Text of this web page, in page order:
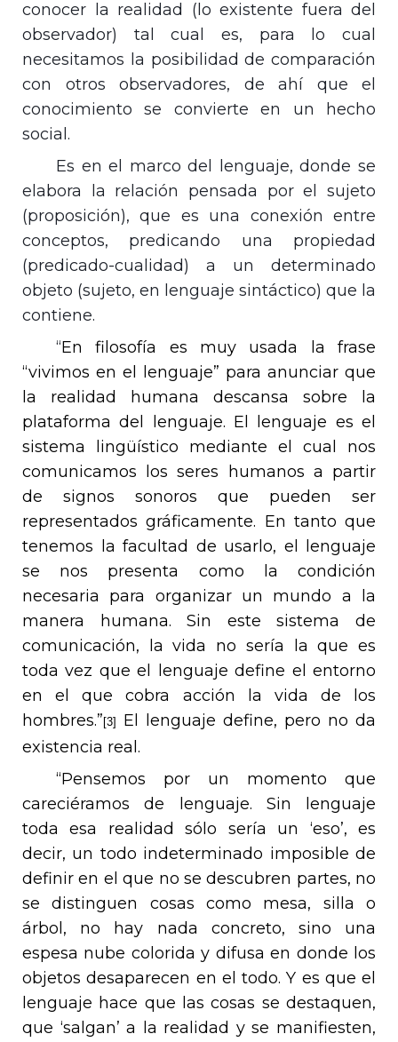
conocer la realidad (lo existente fuera del
observador) tal cual es, para lo cual
necesitamos la posibilidad de comparación
con otros observadores, de ahí que el
conocimiento se convierte en un hecho
social.
Es en el marco del lenguaje, donde se
elabora la relación pensada por el sujeto
(proposición), que es una conexión entre
conceptos, predicando una propiedad
(predicado-cualidad) a un determinado
objeto (sujeto, en lenguaje sintáctico) que la
contiene.
“En filosofía es muy usada la frase
“vivimos en el lenguaje” para anunciar que
la realidad humana descansa sobre la
plataforma del lenguaje. El lenguaje es el
sistema lingüístico mediante el cual nos
comunicamos los seres humanos a partir
de signos sonoros que pueden ser
representados gráficamente. En tanto que
tenemos la facultad de usarlo, el lenguaje
se nos presenta como la condición
necesaria para organizar un mundo a la
manera humana. Sin este sistema de
comunicación, la vida no sería la que es
toda vez que el lenguaje define el entorno
en el que cobra acción la vida de los
hombres.” [3]
El lenguaje define, pero no da
existencia real.
“Pensemos por un momento que
careciéramos de lenguaje. Sin lenguaje
toda esa realidad sólo sería un ‘eso’, es
decir, un todo indeterminado imposible de
definir en el que no se descubren partes, no
se distinguen cosas como mesa, silla o
árbol, no hay nada concreto, sino una
espesa nube colorida y difusa en donde los
objetos desaparecen en el todo. Y es que el
lenguaje hace que las cosas se destaquen,
que ‘salgan’ a la realidad y se manifiesten,